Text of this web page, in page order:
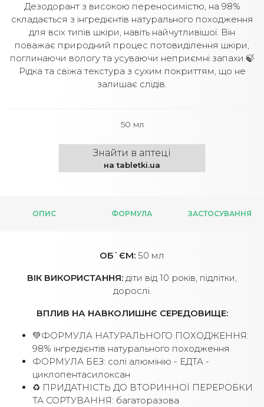
Дезодорант з високою переносимістю, на 98%
складається з інгредієнтів натурального походження
для всіх типів шкіри, навіть найчутливішої. Він
поважає природний процес потовиділення шкіри,
поглинаючи вологу та усуваючи неприємні запахи.🍃
Рідка та свіжа текстура з сухим покриттям, що не
залишає слідів.
50 мл
Знайти в аптеці
на tabletki.ua
ОПИС ФОРМУЛА ЗАСТОСУВАННЯ
ОБ`ЄМ: 50 мл
ВІК ВИКОРИСТАННЯ: діти від 10 років, підлітки,
дорослі.
ВПЛИВ НА НАВКОЛИШНЄ СЕРЕДОВИЩЕ:
💚ФОРМУЛА НАТУРАЛЬНОГО ПОХОДЖЕННЯ:
98% інгредієнтів натурального походження
ФОРМУЛА БЕЗ: солі алюмінію - ЕДТА -
циклопентасилоксан
♻️ ПРИДАТНІСТЬ ДО ВТОРИННОЇ ПЕРЕРОБКИ
ТА СОРТУВАННЯ: багаторазова